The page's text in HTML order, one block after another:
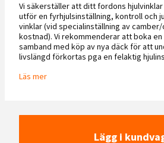
Vi säkerställer att ditt fordons
utför en fyrhjulsinställning, kontroll och
vinklar (vid specialinställning av
kostnad). Vi rekommenderar att boka en
samband med köp av nya däck för att
livslängd förkortas pga en felaktig
Läs mer
Lägg i